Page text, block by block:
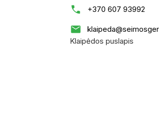
+370 607 93992
Klaipėdos puslapis